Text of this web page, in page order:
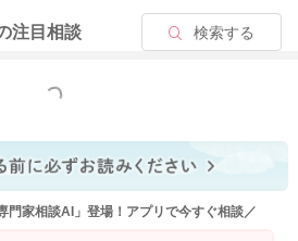
安心をして、かにたまさんにイヤイヤ
のだなとも思いました。
られているということになるのかな
てみていただけると、感じ方捉え方
注目相談 検索する
もっと見る
門家相談AI」登場！アプリで今すぐ相談／